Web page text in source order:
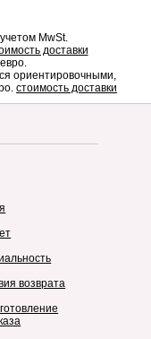
MwSt.
доставки
ориентировочными,
стоимость доставки
возврата